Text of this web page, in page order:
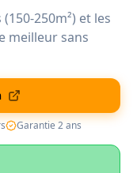
250m²) et les
meilleur sans
Garantie 2 ans